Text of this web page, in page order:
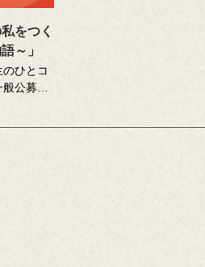
をつく
～」
ひとコ
公募の